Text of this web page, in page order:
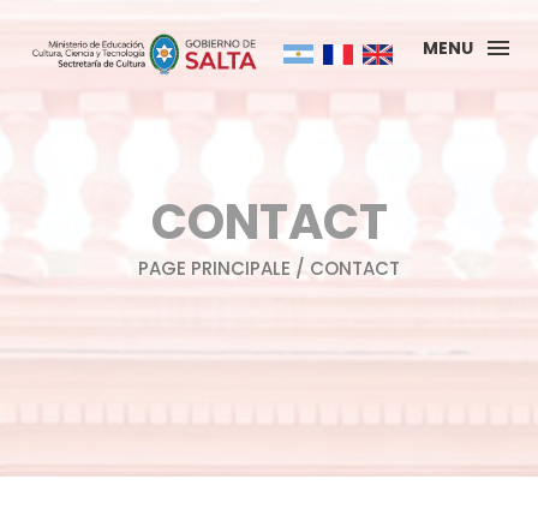
MENU
CONTACT
PAGE PRINCIPALE / CONTACT